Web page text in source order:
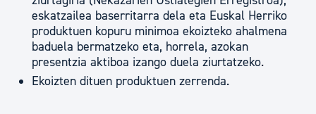
eskatzailea baserritarra dela eta Euskal Herriko
produktuen kopuru minimoa ekoizteko ahalmena
baduela bermatzeko eta, horrela, azokan
presentzia aktiboa izango duela ziurtatzeko.
Ekoizten dituen produktuen zerrenda.